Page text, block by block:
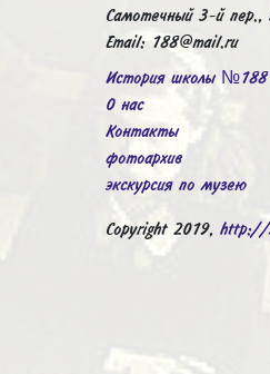
Самотечный 3-й пер.,
Email: 188@mail.ru
История школы №188
О нас
Контакты
фотоархив
экскурсия по музею
Copyright 2019, http://